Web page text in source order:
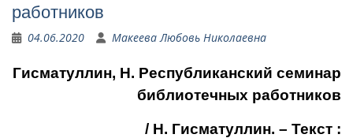
работников
04.06.2020 Макеева Любовь Николаевна
Гисматуллин, Н. Республиканский семинар
библиотечных работников
/ Н. Гисматуллин. – Текст :